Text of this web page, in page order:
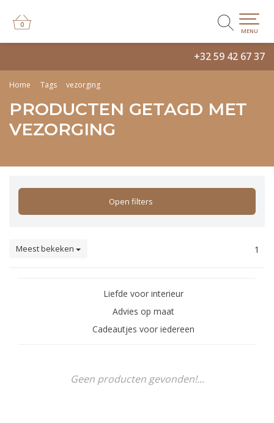
+32 59 42 67 37
0
0
MENU
Home Tags vezorging
PRODUCTEN GETAGD MET
VEZORGING
Open filters
Meest bekeken 1
Liefde voor interieur
Advies op maat
Cadeautjes voor iedereen
Geen producten gevonden!...